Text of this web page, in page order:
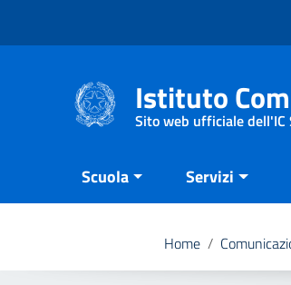
Istituto
Sito web ufficiale
Scuola Servizi
Home /